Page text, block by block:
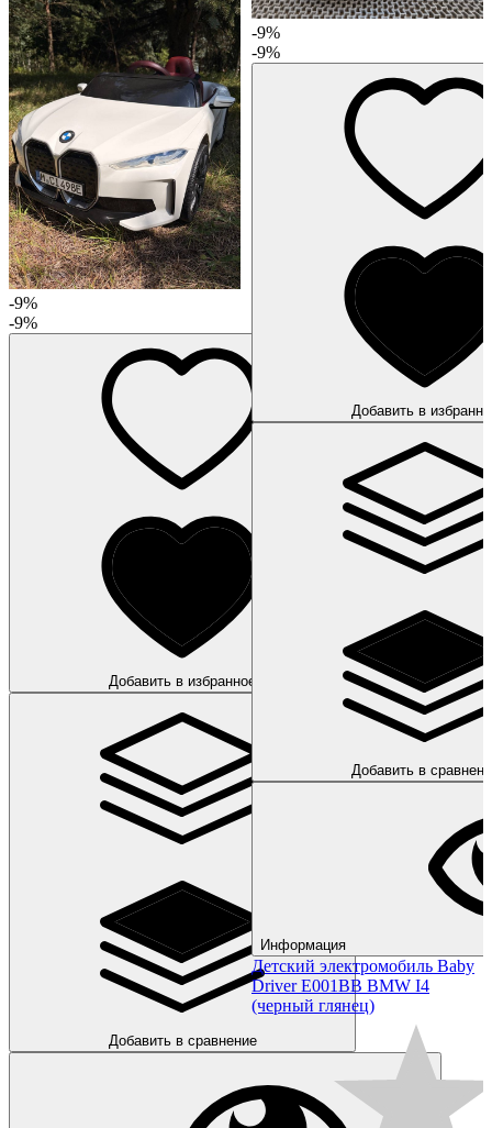
-9%
-9%
Добавить в избранное
Добавить в сравнение
-9%
-9%
Добавить в
Добавить в
Информация
Детский электромобиль Baby
Driver E001BB BMW I4
(черный глянец)